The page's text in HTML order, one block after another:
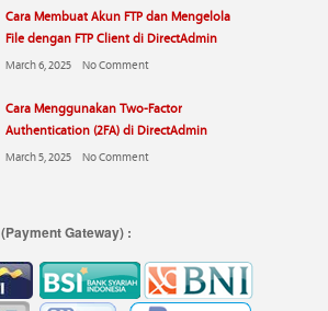
Cara Membuat Akun FTP dan Mengelola
File dengan FTP Client di DirectAdmin
March 6, 2025 No Comment
Cara Menggunakan Two-Factor
Authentication (2FA) di DirectAdmin
March 5, 2025 No Comment
Gateway) :